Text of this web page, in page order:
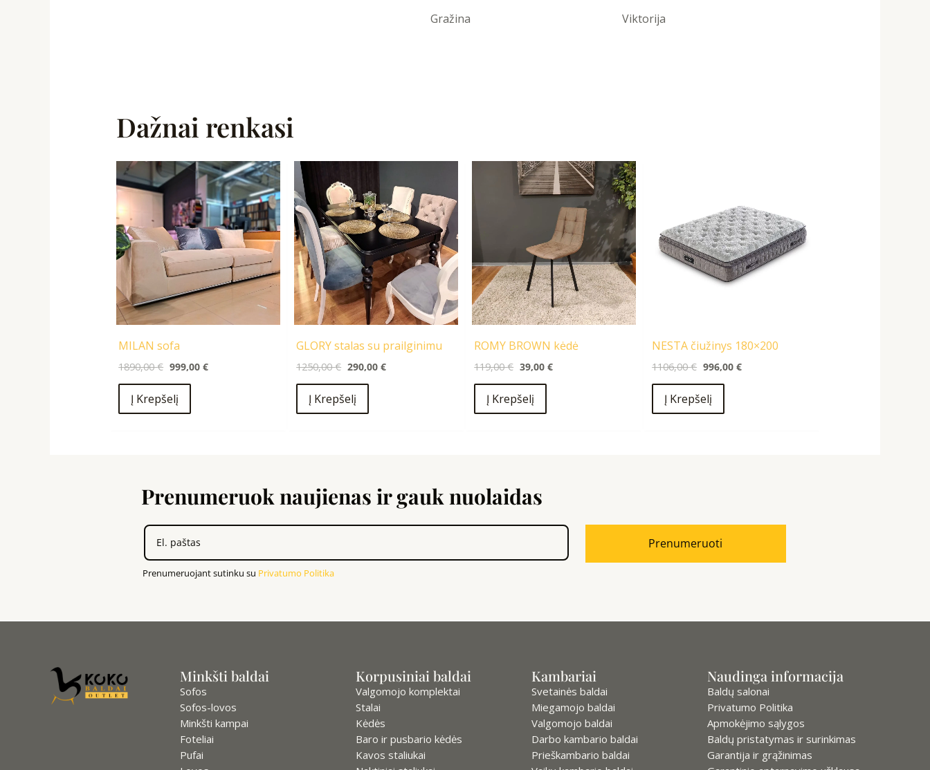
Gražina
Viktorija
Dažnai renkasi
MILAN sofa
1890,00€
Original
price
1890,00 €.
999,00€
Current
price
is:
999,00 €.
Į Krepšelį
GLORY stalas su prailginimu
1250,00€
was:
1250,00 €.
290,00€
is:
290,00 €.
Į Krepšelį
ROMY BROWN kėdė
119,00€
Original
price
was:
39,00€
Current
price
is:
39,00 €.
Į Krepšelį
NESTA čiužinys 180×200
1106,00€
1106,00 €.
996,00€
996,00 €.
Į Krepšelį
Prenumeruok naujienas ir gauk nuolaidas
Prenumeruojant sutinku su Privatumo Politika
Prenumeruoti
Minkšti baldai
Sofos
Sofos-lovos
Minkšti kampai
Foteliai
Pufai
Korpusiniai baldai
Valgomojo komplektai
Stalai
Kėdės
Baro ir pusbario kėdės
Kavos staliukai
Kambariai
Svetainės baldai
Miegamojo baldai
Valgomojo baldai
Darbo kambario baldai
Prieškambario baldai
Naudinga informacija
Baldų salonai
Privatumo Politika
Apmokėjimo sąlygos
Baldų pristatymas ir surinkimas
Garantija ir grąžinimas